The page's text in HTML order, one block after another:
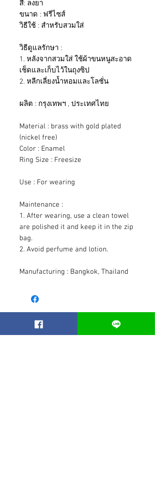
สี: ลงยา
ขนาด : ฟรีไซส์
วิธีใช้ : สำหรับสวมใส่
วิธีดูแลรักษา :
1. หลังจากสวมใส่ ใช้ผ้าขนหนูสะอาด
เช็ดและเก็บไว้ในถุงซิป
2. หลีกเลี่ยงน้ำหอมและโลชั่น
ผลิต : กรุงเทพฯ , ประเทศไทย
Material : brass with gold plated
(nickel free)
Color : Enamel
Ring Size : Freesize
Use : For wearing
Maintenance :
1. After wearing, use a clean towel
are polished it and keep it in the zip
bag.
2. Avoid perfume and lotion.
Manufacturing : Bangkok, Thailand
สินค้าคล้ายกัน